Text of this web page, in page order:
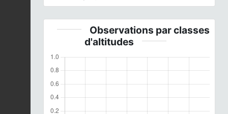
Observations par classes
d'altitudes